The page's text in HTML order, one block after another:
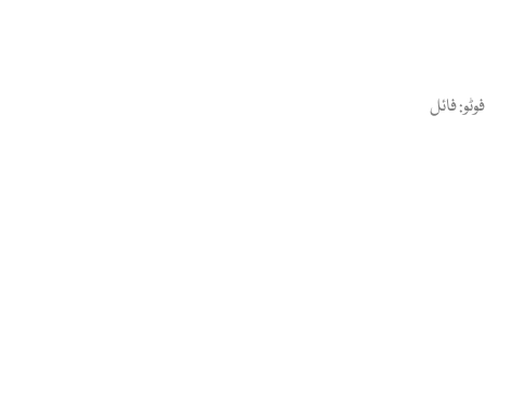
فوٹو: فائل